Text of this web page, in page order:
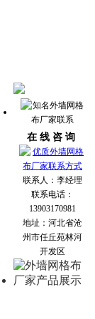
在 线 咨 询
联系人：李经理
联系电话：
13903170981
地址：河北省沧
州市任丘苑林河
开发区